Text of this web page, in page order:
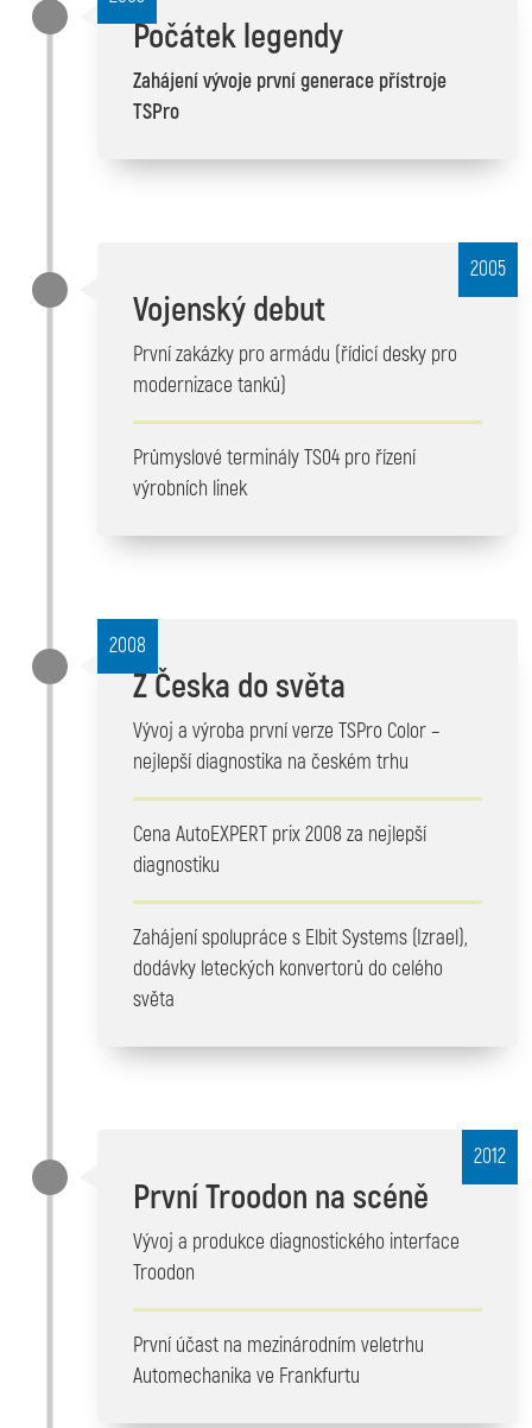
Počátek legendy
Zahájení vývoje první generace přístroje
TSPro
2005
Vojenský debut
První zakázky pro armádu (řídicí desky pro
modernizace tanků)
Průmyslové terminály TS04 pro řízení
výrobních linek
2008
Z Česka do světa
Vývoj a výroba první verze TSPro Color –
nejlepší diagnostika na českém trhu
Cena AutoEXPERT prix 2008 za nejlepší
diagnostiku
Zahájení spolupráce s Elbit Systems (Izrael),
dodávky leteckých konvertorů do celého
světa
2012
První Troodon na scéně
Vývoj a produkce diagnostického interface
Troodon
První účast na mezinárodním veletrhu
Automechanika ve Frankfurtu